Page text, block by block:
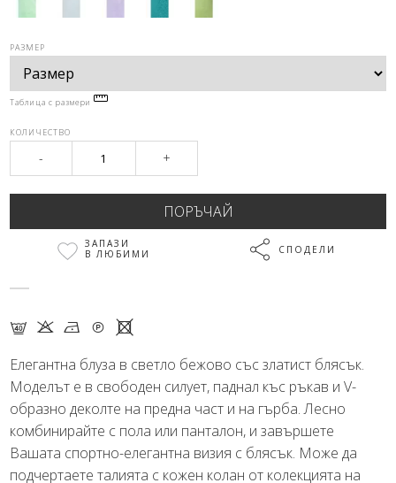
РАЗМЕР
Таблица с размери
КОЛИЧЕСТВО
- +
ЗАПАЗИ
В ЛЮБИМИ
СПОДЕЛИ
F K N Q X
Елегантна блуза в светло бежово със златист блясък.
Моделът е в свободен силует, паднал къс ръкав и V-
образно деколте на предна част и на гърба. Лесно
комбинирайте с пола или панталон, и завършете
Вашата спортно-елегантна визия с блясък. Може да
подчертаете талията с кожен колан от колекцията на